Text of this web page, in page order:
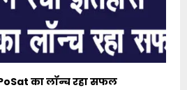
का लॉन्च रहा सफल